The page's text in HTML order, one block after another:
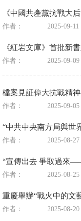
《中國共產黨抗戰大
作者： 2025-09-11
《紅岩文庫》首批新
作者： 2025-09-09
檔案見証偉大抗戰精
作者： 2025-09-05
“中共中央南方局與世
作者： 2025-08-27
“宣傳出去 爭取過來
作者： 2025-08-25
重慶舉辦“戰火中的
作者： 2025-08-20